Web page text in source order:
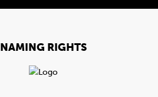
NAMING RIGHTS